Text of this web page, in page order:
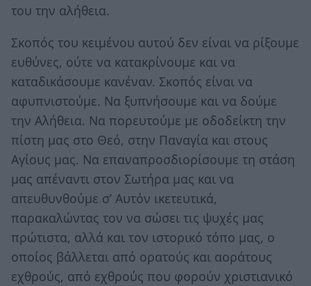
του την αλήθεια.
Σκοπός του κειμένου αυτού δεν είναι να ρίξουμε
ευθύνες, ούτε να κατακρίνουμε και να
καταδικάσουμε κανέναν. Σκοπός είναι να
αφυπνιστούμε. Να ξυπνήσουμε και να δούμε
την Αλήθεια. Να πορευτούμε με οδοδείκτη την
πίστη μας στο Θεό, στην Παναγία και στους
Αγίους μας. Να επαναπροσδιορίσουμε τη στάση
μας απέναντι στον Σωτήρα μας και να
απευθυνθούμε σ’ Αυτόν ικετευτικά,
παρακαλώντας τον να σώσει τις ψυχές μας
πρώτιστα, αλλά και τον ιστορικό τόπο μας, ο
οποίος βάλλεται από ορατούς και αοράτους
εχθρούς, από εχθρούς που φορούν χριστιανικό